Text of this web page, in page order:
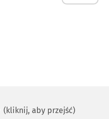
(kliknij, aby przejść)